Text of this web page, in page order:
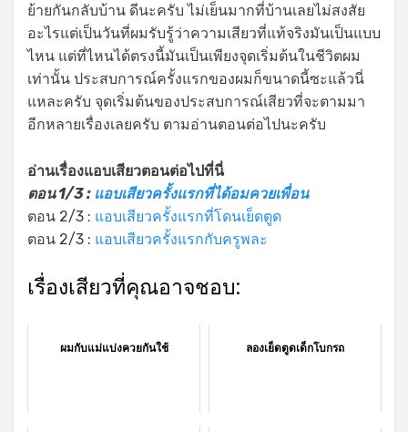
ย้ายกันกลับบ้าน ดีนะครับ ไม่เย็นมากที่บ้านเลยไม่สงสัย
อะไรแต่เป็นวันที่ผมรับรู้ว่าความเสียวที่แท้จริงมันเป็นแบบ
ไหน แต่ที่ไหนได้ตรงนี้มันเป็นเพียงจุดเริ่มต้นในชีวิตผม
เท่านั้น ประสบการณ์ครั้งแรกของผมก็ขนาดนี้ซะแล้วนี่
แหละครับ จุดเริ่มต้นของประสบการณ์เสียวที่จะตามมา
อีกหลายเรื่องเลยครับ ตามอ่านตอนต่อไปนะครับ
อ่านเรื่องแอบเสียวตอนต่อไปที่นี่
ตอน 1/3 : แอบเสียวครั้งแรกที่ได้อมควยเพื่อน
ตอน 2/3 : แอบเสียวครั้งแรกที่โดนเย็ดตูด
ตอน 2/3 : แอบเสียวครั้งแรกกับครูพละ
เรื่องเสียวที่คุณอาจชอบ:
ผมกับแม่แบ่งควยกันใช้ ลองเย็ดตูดเด็กโบกรถ